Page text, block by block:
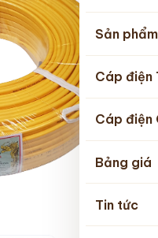
Sản phẩm
Cáp điện
Cáp điện
Bảng giá
Tin tức